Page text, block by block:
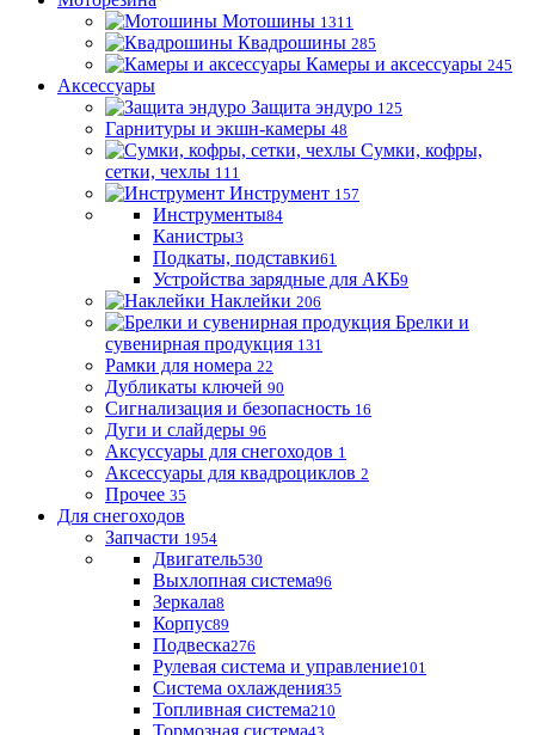
Мотошины 1311
Квадрошины 285
Камеры и аксессуары 245
Аксессуары
Защита эндуро 125
Гарнитуры и экшн-камеры 48
Сумки, кофры,
сетки, чехлы 111
Инструмент 157
Инструменты84
Канистры3
Подкаты, подставки61
Устройства зарядные для АКБ9
Наклейки 206
Брелки и
сувенирная продукция 131
Рамки для номера 22
Дубликаты ключей 90
Сигнализация и безопасность 16
Дуги и слайдеры 96
Аксуссуары для снегоходов 1
Аксессуары для квадроциклов 2
Прочее 35
Для снегоходов
Запчасти 1954
Двигатель530
Выхлопная система96
Зеркала8
Корпус89
Подвеска276
Рулевая система и управление101
Система охлаждения35
Топливная система210
Тормозная система